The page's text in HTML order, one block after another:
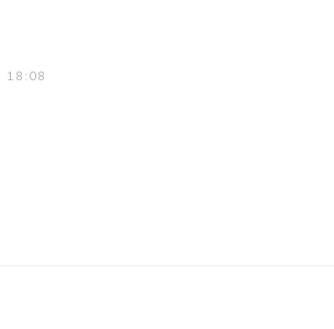
18:08